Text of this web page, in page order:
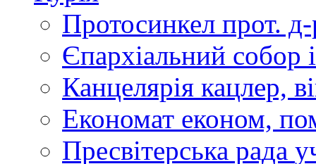
Протосинкел прот.
Єпархіальний собор
Канцелярія кацлер,
Економат економ,
Пресвітерська рада